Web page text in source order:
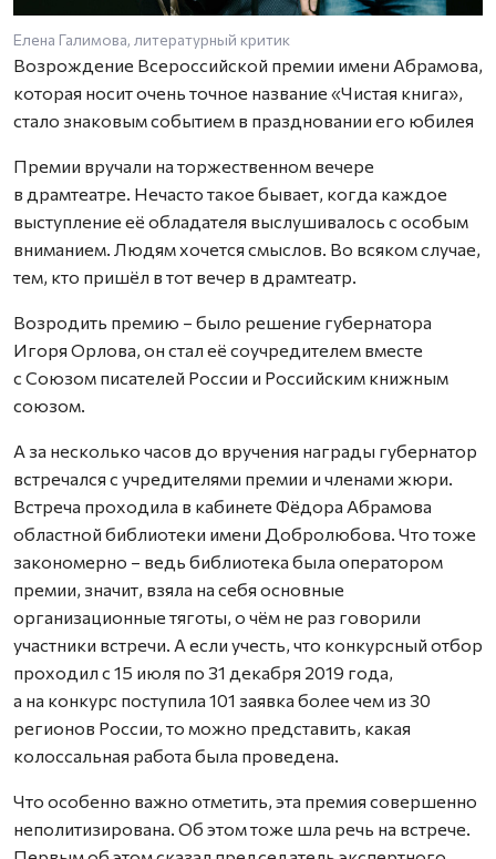
Елена Галимова, литературный критик
Возрождение Всероссийской премии имени Абрамова,
которая носит очень точное название «Чистая книга»,
стало знаковым событием в праздновании его юбилея
Премии вручали на торжественном вечере
в драмтеатре. Нечасто такое бывает, когда каждое
выступление её обладателя выслушивалось с особым
вниманием. Людям хочется смыслов. Во всяком случае,
тем, кто пришёл в тот вечер в драмтеатр.
Возродить премию – было решение губернатора
Игоря Орлова, он стал её соучредителем вместе
с Союзом писателей России и Российским книжным
союзом.
А за несколько часов до вручения награды губернатор
встречался с учредителями премии и членами жюри.
Встреча проходила в кабинете Фёдора Абрамова
областной библиотеки имени Добролюбова. Что тоже
закономерно – ведь библиотека была оператором
премии, значит, взяла на себя основные
организационные тяготы, о чём не раз говорили
участники встречи. А если учесть, что конкурсный отбор
проходил с 15 июля по 31 декабря 2019 года,
а на конкурс поступила 101 заявка более чем из 30
регионов России, то можно представить, какая
колоссальная работа была проведена.
Что особенно важно отметить, эта премия совершенно
неполитизирована. Об этом тоже шла речь на встрече.